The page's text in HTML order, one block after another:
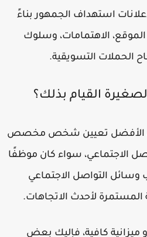
استهداف الجمهور بناءً
الاهتمامات، وسلوك
التسويقية.
القيام بذلك؟
الأفضل تعيين شخص مخصص
الاجتماعي، سواء كان موظفًا
التواصل الاجتماعي
لأحدث الاتجاهات.
كافية، فإليك بعض